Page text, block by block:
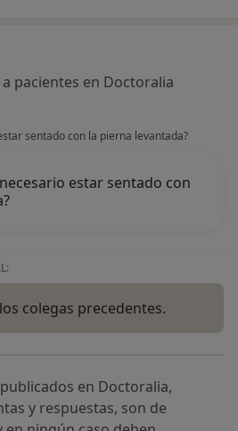
pacientes en Doctoralia
sentado con la pierna levantada?
estar sentado con
colegas precedentes.
en Doctoralia,
y respuestas, son de